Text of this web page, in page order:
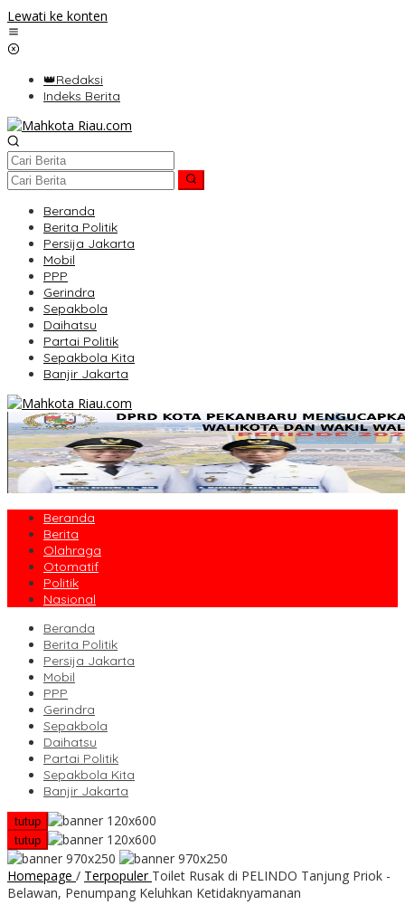
Lewati ke konten
👑Redaksi
Indeks Berita
Beranda
Berita Politik
Persija Jakarta
Mobil
PPP
Gerindra
Sepakbola
Daihatsu
Partai Politik
Sepakbola Kita
Banjir Jakarta
Beranda
Berita
Olahraga
Otomatif
Politik
Nasional
Beranda
Berita Politik
Persija Jakarta
Mobil
PPP
Gerindra
Sepakbola
Daihatsu
Partai Politik
Sepakbola Kita
Banjir Jakarta
tutup
tutup
Homepage / Terpopuler Toilet Rusak di PELINDO Tanjung Priok -
Belawan, Penumpang Keluhkan Ketidaknyamanan